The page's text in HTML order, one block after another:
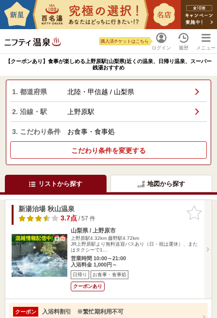
ログイン
購入済チケットはこちら
履歴 メニュー
【クーポンあり】食事が楽しめる上野原駅(山梨県)近くの温泉、日帰り温泉、スーパー
銭湯おすすめ
1. 都道府県 北陸・甲信越 / 山梨県
2. 沿線・駅 上野原駅
3. こだわり条件 お食事・食事処
こだわり条件を変更する
リストから探す 地図から探す
お気に入
りに追加
新湯治場 秋山温泉
3.7点/ 57 件
山梨県 / 上野原市
上野原駅4.32km 藤野駅4.72km
JR上野原駅より無料送迎バスあり（日・祝は運休）、また
はタクシーで1…
営業時間 10:00～21:00
入浴料金 1,000円～
日帰り お食事・食事処
クーポンあり
クーポン 入浴料割引 ※繁忙期利用不可